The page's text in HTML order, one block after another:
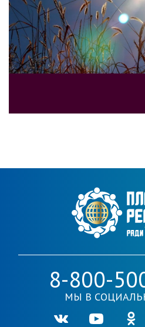
8-800-
МЫ В
Ссылка на нашу группу во
Ссылка на наш